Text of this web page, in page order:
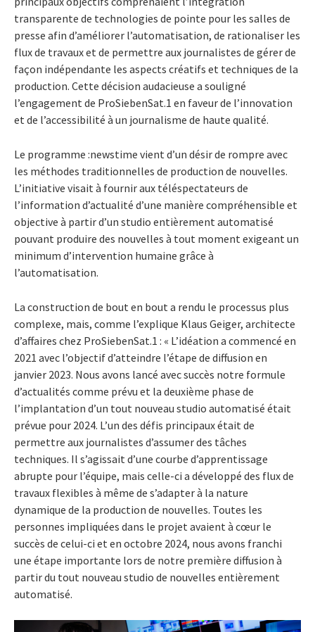
transparente de technologies de pointe pour les salles de
presse afin d’améliorer l’automatisation, de rationaliser les
flux de travaux et de permettre aux journalistes de gérer de
façon indépendante les aspects créatifs et techniques de la
production. Cette décision audacieuse a souligné
l’engagement de ProSiebenSat.1 en faveur de l’innovation
et de l’accessibilité à un journalisme de haute qualité.
Le programme :newstime vient d’un désir de rompre avec
les méthodes traditionnelles de production de nouvelles.
L’initiative visait à fournir aux téléspectateurs de
l’information d’actualité d’une manière compréhensible et
objective à partir d’un studio entièrement automatisé
pouvant produire des nouvelles à tout moment exigeant un
minimum d’intervention humaine grâce à
l’automatisation.
La construction de bout en bout a rendu le processus plus
complexe, mais, comme l’explique Klaus Geiger, architecte
d’affaires chez ProSiebenSat.1 : « L’idéation a commencé en
2021 avec l’objectif d’atteindre l’étape de diffusion en
janvier 2023. Nous avons lancé avec succès notre formule
d’actualités comme prévu et la deuxième phase de
l’implantation d’un tout nouveau studio automatisé était
prévue pour 2024. L’un des défis principaux était de
permettre aux journalistes d’assumer des tâches
techniques. Il s’agissait d’une courbe d’apprentissage
abrupte pour l’équipe, mais celle-ci a développé des flux de
travaux flexibles à même de s’adapter à la nature
dynamique de la production de nouvelles. Toutes les
personnes impliquées dans le projet avaient à cœur le
succès de celui-ci et en octobre 2024, nous avons franchi
une étape importante lors de notre première diffusion à
partir du tout nouveau studio de nouvelles entièrement
automatisé.